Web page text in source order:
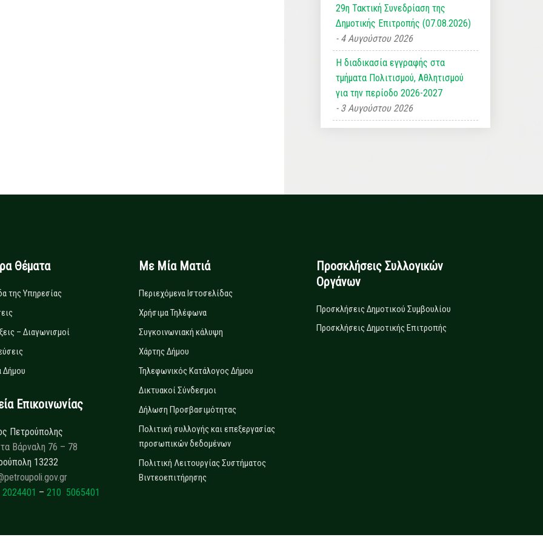
29η Τακτική Συνεδρίαση της
Δημοτικής Επιτροπής (07.08.2026)
4 Αυγούστου 2026
Η διαδικασία εγγραφής στα
τμήματα Πολιτισμού, Αθλητισμού
για την περίοδο 2026-2027
3 Αυγούστου 2026
Θέματα
της Υπηρεσίας
– Διαγωνισμοί
Δήμου
Επικοινωνίας
Πετρούπολης
Βάρναλη 76 – 78
13232
– 210 5065401
Με Μία Ματιά
Περιεχόμενα Ιστοσελίδας
Χρήσιμα Τηλέφωνα
Συγκοινωνιακή κάλυψη
Χάρτης Δήμου
Τηλεφωνικός Κατάλογος Δήμου
Δικτυακοί Σύνδεσμοι
Δήλωση Προσβασιμότητας
Πολιτική συλλογής και επεξεργασίας
προσωπικών δεδομένων
Πολιτική Λειτουργίας Συστήματος
Βιντεοεπιτήρησης
Προσκλήσεις Συλλογικών
Οργάνων
Προσκλήσεις Δημοτικού Συμβουλίου
Προσκλήσεις Δημοτικής Επιτροπής